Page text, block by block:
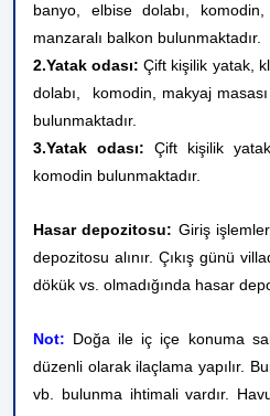
banyo, elbise dolabı,
manzaralı balkon bulunmaktadır.
2.Yatak odası:Çift kişilik yatak,
dolabı, komodin, makyaj
bulunmaktadır.
3.Yatak odası: Çift kişilik yatak
komodin bulunmaktadır.
Hasar depozitosu: Giriş
depozitosu alınır. Çıkış günü
dökük vs. olmadığında hasar
Not: Doğa ile iç içe konuma
düzenli olarak ilaçlama yapılır.
vb. bulunma ihtimali vardır.